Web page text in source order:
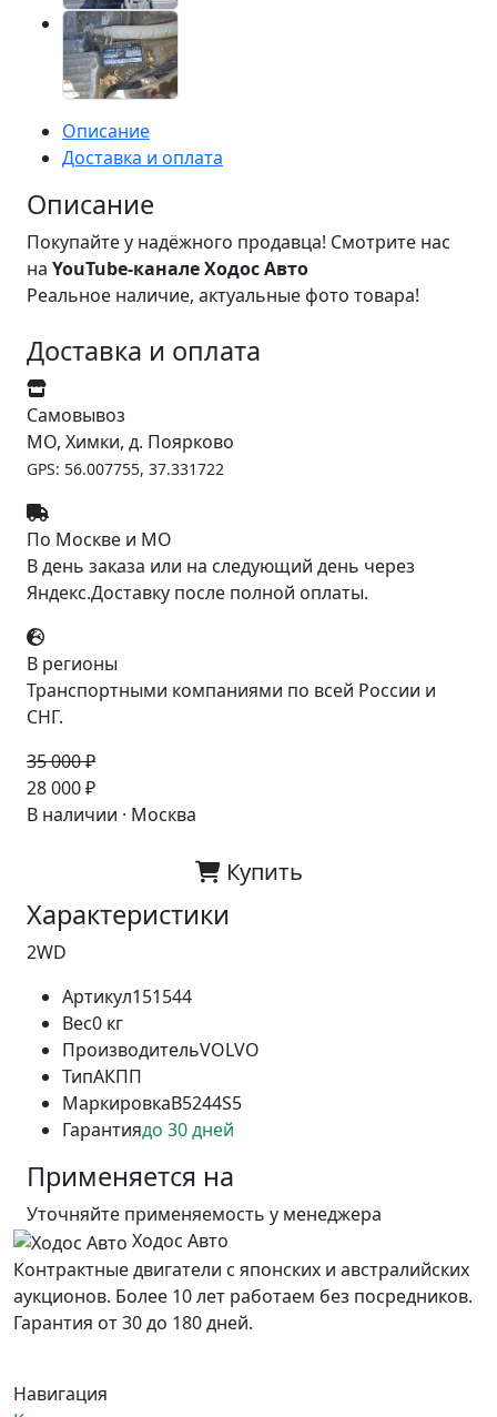
Описание
Доставка и оплата
Описание
Покупайте у надёжного продавца! Смотрите нас
на YouTube-канале Ходос Авто
Реальное наличие, актуальные фото товара!
Доставка и оплата
Самовывоз
МО, Химки, д. Поярково
GPS: 56.007755, 37.331722
По Москве и МО
В день заказа или на следующий день через
Яндекс.Доставку после полной оплаты.
В регионы
Транспортными компаниями по всей России и
СНГ.
35 000 ₽
28 000 ₽
В наличии · Москва
Купить
Характеристики
2WD
Артикул151544
Вес0 кг
ПроизводительVOLVO
ТипАКПП
МаркировкаB5244S5
Гарантиядо 30 дней
Применяется на
Уточняйте применяемость у менеджера
Ходос Авто
Контрактные двигатели с японских и австралийских
аукционов. Более 10 лет работаем без посредников.
Гарантия от 30 до 180 дней.
Навигация